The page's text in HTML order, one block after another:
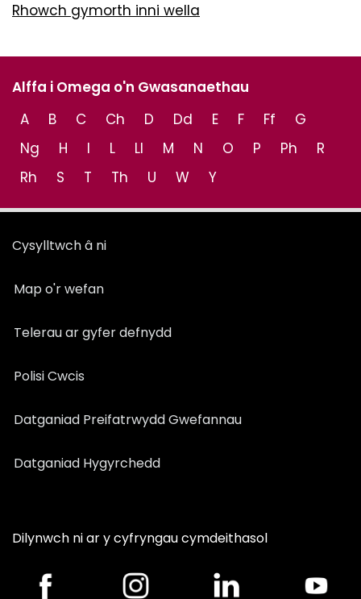
Rhowch gymorth inni wella
Alffa i Omega o'n Gwasanaethau
A
B C Ch D Dd E F Ff
G
Ng
H I L Ll M N O P Ph
R
Rh
S T Th U W Y
Cysylltwch â ni
Map o'r wefan
Telerau ar gyfer defnydd
Polisi Cwcis
Datganiad Preifatrwydd Gwefannau
Datganiad Hygyrchedd
Dilynwch ni ar y cyfryngau cymdeithasol